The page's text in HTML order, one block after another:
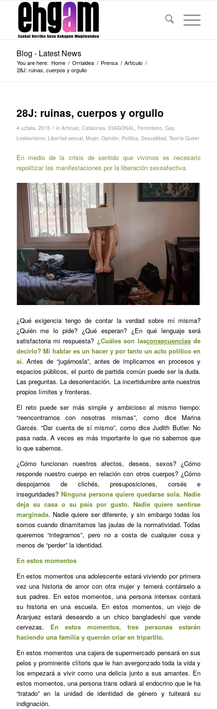
Blog - Latest News
You are here: Home / Orrialdea / Prensa / Artículo /
28J: ruinas, cuerpos y orgullo
28J: ruinas, cuerpos y orgullo
4 uztaila, 2015 / in Artículo, Catalunya, DIAGONAL, Feminismo, Gay,
Lesbianismo, Libertad sexual, Mujer, Opinión, Política, Sexualidad, Teoría Queer
En medio de la crisis de sentido que vivimos es necesario
repolitizar las manifestaciones por la liberación sexoafectiva.
¿Qué exigencia tengo de contar la verdad sobre mí misma?
¿Quién me lo pide? ¿Qué esperan? ¿En qué lenguaje será
satisfactoria mi respuesta? ¿Cuáles son lasconsecuenciasde
decirlo? Mi hablar es un hacer y por tanto un acto político en
sí.Antes de “jugárnosla”, antes de implicarnos en procesos y
espacios públicos, el punto de partida común puede ser la duda.
Las preguntas. La desorientación. La incertidumbre ante nuestros
propios límites y fronteras.
El reto puede ser más simple y ambicioso al mismo tiempo:
“reencontrarnos con nosotras mismas”, como dice Marina
Garcés. “Dar cuenta de sí mismo”, como dice Judith Butler. No
pasa nada. A veces es más importante lo que no sabemos que
lo que sabemos.
¿Cómo funcionan nuestros afectos, deseos, sexos? ¿Cómo
responde nuestro cuerpo en relación con otros cuerpos? ¿Cómo
despojarnos de clichés, presuposiciones, corsés e
inseguridades? Ninguna persona quiere quedarse sola. Nadie
deja su casa o su país por gusto. Nadie quiere sentirse
marginada. Nadie quiere ser diferente, y sin embargo todas los
somos cuando dinamitamos las jaulas de la normatividad. Todas
queremos “integrarnos”, pero no a costa de cualquier cosa y
menos de “perder” la identidad.
En estos momentos
En estos momentos una adolescente estará viviendo por primera
vez una historia de amor con otra mujer y temerá contárselo a
sus padres. En estos momentos, una persona intersex contará
su historia en una escuela. En estos momentos, un viejo de
Aranjuez estará deseando a un chico bangladeshí que vende
cervezas. En estos momentos, tres personas estarán
haciendo una familia y querrán criar en tripartito.
En estos momentos una cajera de supermercado pensará en sus
pelos y prominente clítoris que le han avergonzado toda la vida y
los empezará a vivir como una delicia junto a sus amantes. En
estos momentos, una persona trans odiará al endocrino que le ha
“tratado” en la unidad de identidad de género y tuiteará su
indignación.